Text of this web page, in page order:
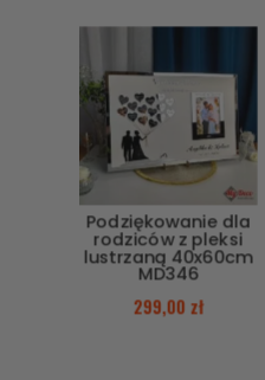
Podziękowanie dla
rodziców z pleksi
lustrzaną 40x60cm
MD346
299,00zł